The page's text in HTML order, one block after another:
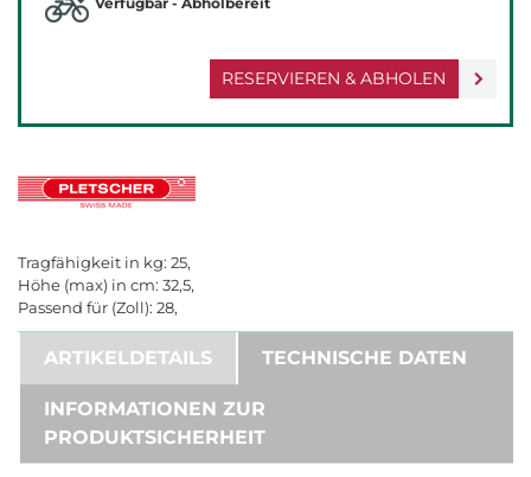
RESERVIEREN & ABHOLEN
Tragfähigkeit in kg: 25,
Höhe (max) in cm: 32,5,
Passend für (Zoll): 28,
ARTIKELDETAILS TECHNISCHE DATEN
INFORMATIONEN ZUR
PRODUKTSICHERHEIT